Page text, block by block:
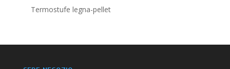
Termostufe legna-pellet